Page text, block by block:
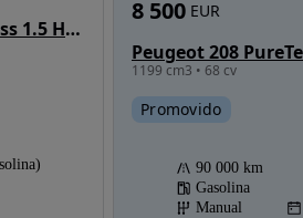
Toyota Yaris Cross 1.5 HDF Square Collection
1199 cm3 • 68 cv
8 500 EUR
Promovido
90 000 km
Gasolina
Manual